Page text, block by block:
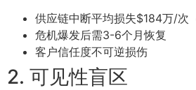
供应链中断平均损失$184万/次
危机爆发后需3-6个月恢复
客户信任度不可逆损伤
2. 可见性盲区